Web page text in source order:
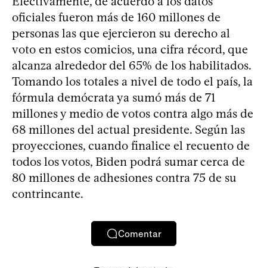
oficiales fueron más de 160 millones de
personas las que ejercieron su derecho al
voto en estos comicios, una cifra récord, que
alcanza alrededor del 65% de los habilitados.
Tomando los totales a nivel de todo el país, la
fórmula demócrata ya sumó más de 71
millones y medio de votos contra algo más de
68 millones del actual presidente. Según las
proyecciones, cuando finalice el recuento de
todos los votos, Biden podrá sumar cerca de
80 millones de adhesiones contra 75 de su
contrincante.
Comentar